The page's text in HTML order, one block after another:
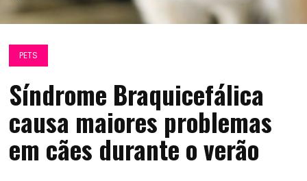
PETS
Síndrome Braquicefálica
causa maiores problemas
em cães durante o verão